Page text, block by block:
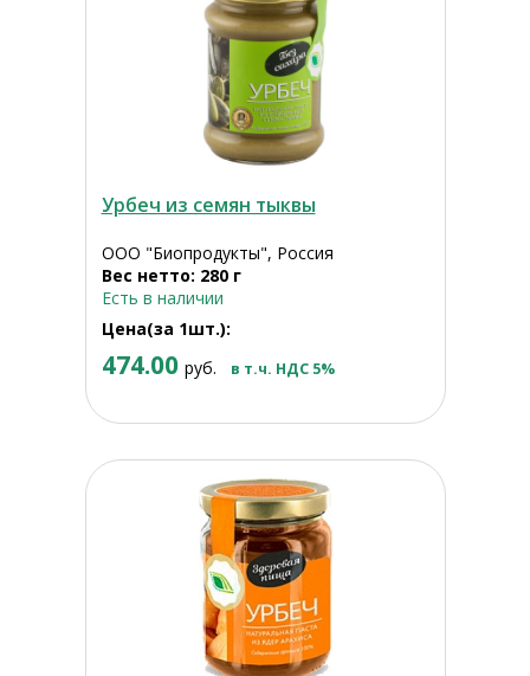
Урбеч из семян тыквы
ООО "Биопродукты", Россия
Вес нетто: 280 г
Есть в наличии
Цена(за 1шт.):
474.00 руб. в т.ч. НДС 5%